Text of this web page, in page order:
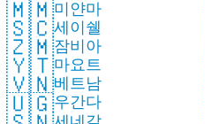
🇲🇲미얀마
🇸🇨세이쉘
🇿🇲잠비아
🇾🇹마요트
🇻🇳베트남
🇺🇬우간다